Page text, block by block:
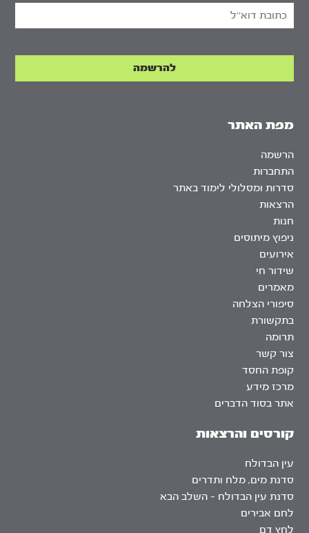
מפת האתר
הרשמה
התחברות
סדרות ומסלולי לימוד באתר
הרצאות
חנות
ניפוץ מיתוסים
אירועים
שידור חי
מאמרים
סיפורי הצלחה
בתקשורת
תרומה
צור קשר
קופת החסד
מרכז מידע
אתר בסוד הדברים
קורסים והרצאות
עין הבדולח
סדנת מים, מלח ותדרים
סדנת עין הבדולח – השלב הבא
לחם אבירים
לחץ דם